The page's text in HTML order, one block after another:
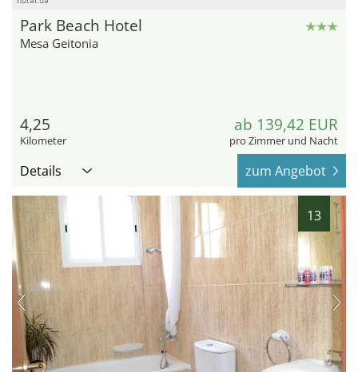
Park Beach Hotel
Mesa Geitonia
4,25
Kilometer
ab 139,42 EUR
pro Zimmer und Nacht
Details zum Angebot
13